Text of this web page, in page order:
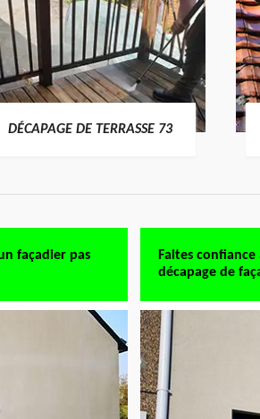
DÉCAPAGE DE TERRASSE 73
façadier pas
Faites
décapage de